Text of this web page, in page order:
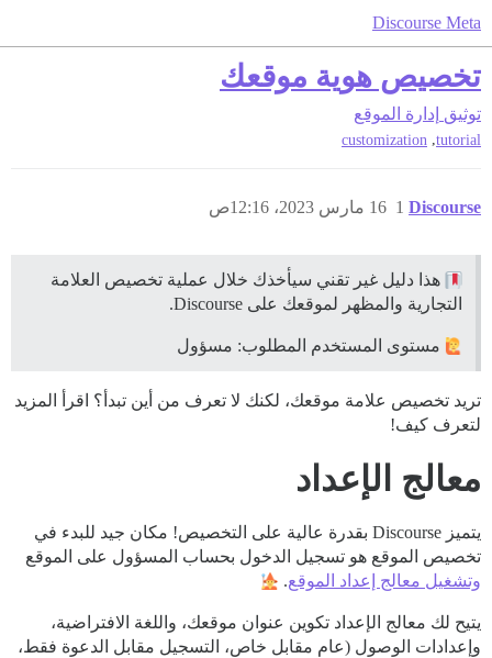
Discourse Meta
تخصيص هوية موقعك
توثيق إدارة الموقع
tutorial
,
customization
Discourse 16 مارس 2023، 12:16ص 1
هذا دليل غير تقني سيأخذك خلال عملية تخصيص العلامة
التجارية والمظهر لموقعك على Discourse.
مستوى المستخدم المطلوب: مسؤول
تريد تخصيص علامة موقعك، لكنك لا تعرف من أين تبدأ؟ اقرأ المزيد
لتعرف كيف!
معالج الإعداد
يتميز Discourse بقدرة عالية على التخصيص! مكان جيد للبدء في
تخصيص الموقع هو تسجيل الدخول بحساب المسؤول على الموقع
وتشغيل معالج إعداد الموقع.
يتيح لك معالج الإعداد تكوين عنوان موقعك، واللغة الافتراضية،
وإعدادات الوصول (عام مقابل خاص، التسجيل مقابل الدعوة فقط،